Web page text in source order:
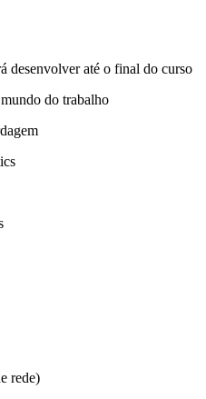
desenvolver até o final do curso
do trabalho
rede)